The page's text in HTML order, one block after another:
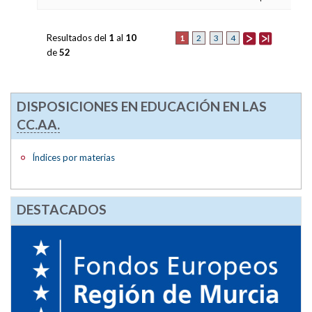
1 2 3 4
Resultados del 1 al 10
de52
DISPOSICIONES EN EDUCACIÓN EN LAS
CC.AA.
Índices por materias
DESTACADOS